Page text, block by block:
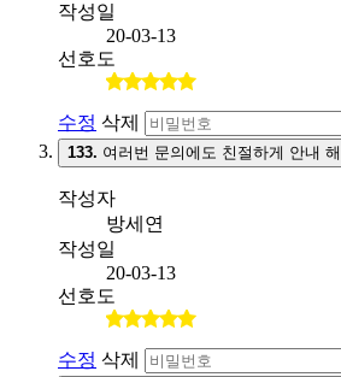
작성일
20-03-13
선호도
수정 삭제
133. 여러번 문의에도 친절하게 안내
작성자
방세연
작성일
20-03-13
선호도
수정 삭제